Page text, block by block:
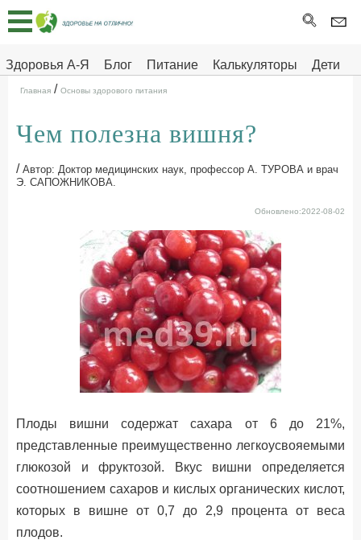
Здоровья А-Я Блог Питание Калькуляторы
Дети
Здоровье на отлично
Главная
Тесты
Про
ДЕТЯМ
Главная / Основы здорового питания
Чем полезна вишня?
/ Автор: Доктор медицинских наук, профессор А. ТУРОВА и врач
Э. САПОЖНИКОВА.
Обновлено:2022-08-02
Плоды вишни содержат сахара от 6 до 21%,
представленные преимущественно легкоусвояемыми
глюкозой и фруктозой. Вкус вишни определяется
соотношением сахаров и кислых органических кислот,
которых в вишне от 0,7 до 2,9 процента от веса
плодов.